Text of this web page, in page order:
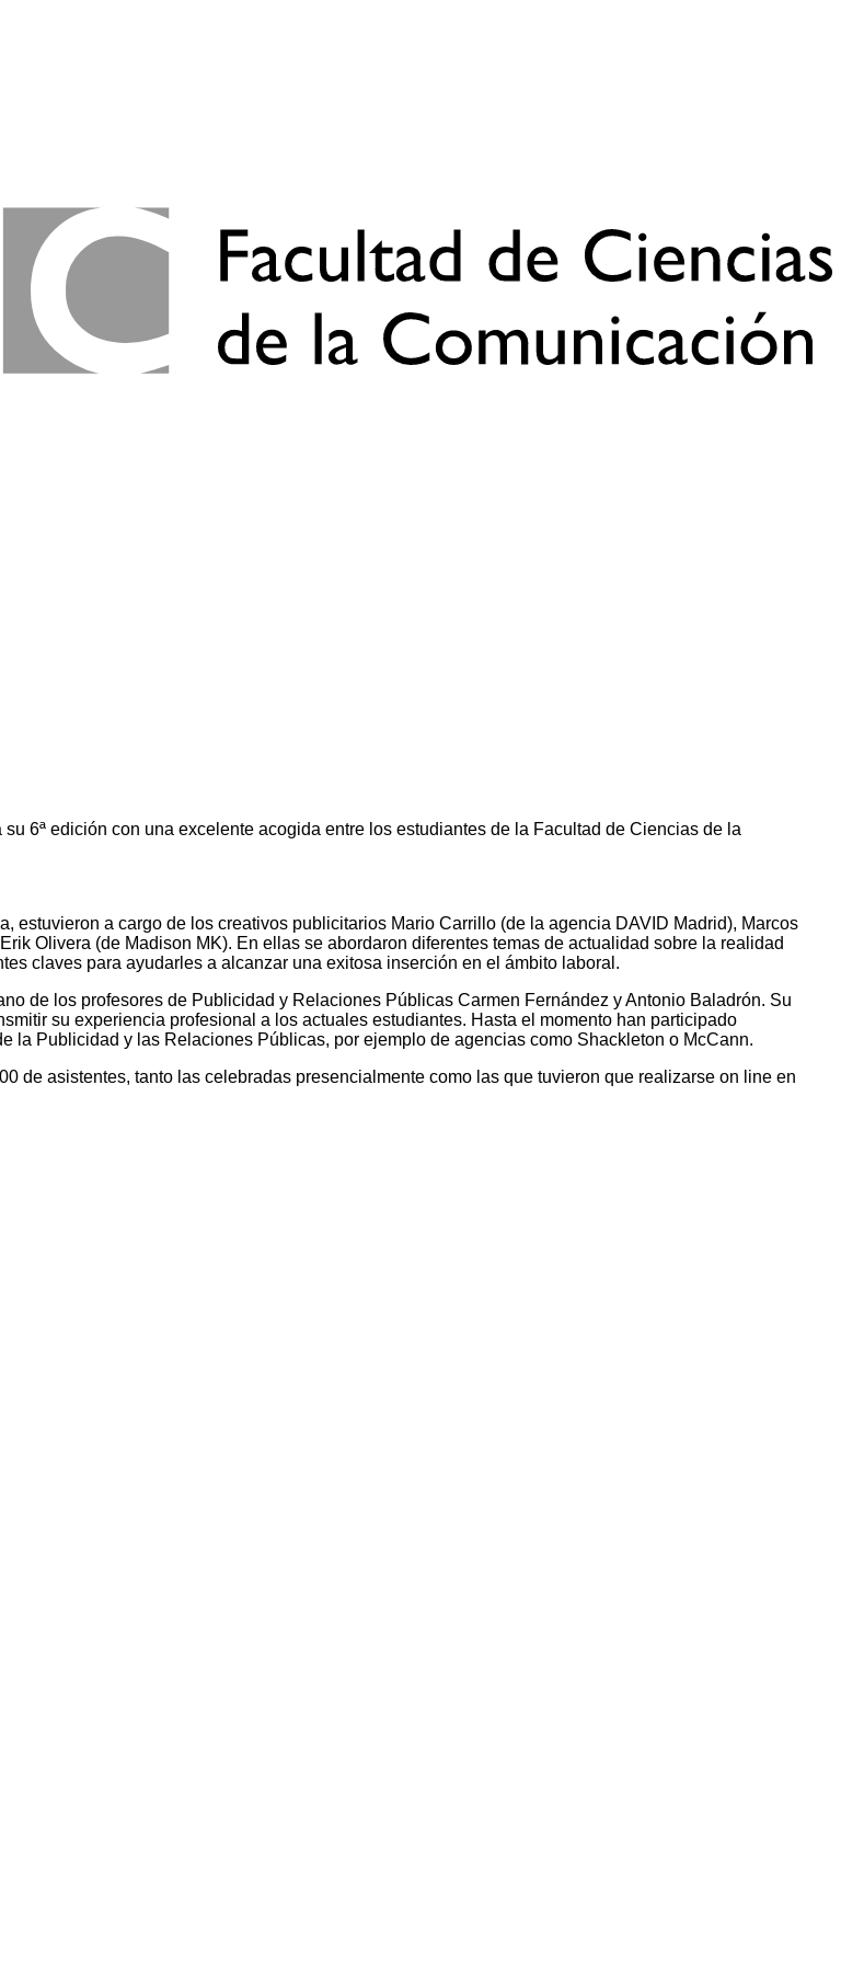
6ª edición con una excelente acogida entre los estudiantes de la Facultad de Ciencias de la
estuvieron a cargo de los creativos publicitarios Mario Carrillo (de la agencia DAVID Madrid), Marcos
Olivera (de Madison MK). En ellas se abordaron diferentes temas de actualidad sobre la realidad
claves para ayudarles a alcanzar una exitosa inserción en el ámbito laboral.
de los profesores de Publicidad y Relaciones Públicas Carmen Fernández y Antonio Baladrón. Su
su experiencia profesional a los actuales estudiantes. Hasta el momento han participado
la Publicidad y las Relaciones Públicas, por ejemplo de agencias como Shackleton o McCann.
de asistentes, tanto las celebradas presencialmente como las que tuvieron que realizarse on line en